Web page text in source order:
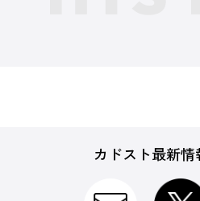
カドスト最新